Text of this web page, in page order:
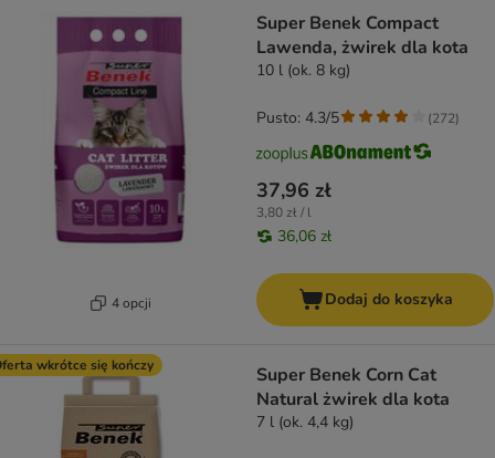
4 opcji
Super Benek Compact
Lawenda, żwirek dla kota
10 l (ok. 8 kg)
37,96 zł
3,80 zł / l
36,06 zł
Pusto: 4.3/5 (272)
Dodaj do koszyka
wkrótce się kończy
Super Benek Corn Cat
Natural żwirek dla kota
7 l (ok. 4,4 kg)